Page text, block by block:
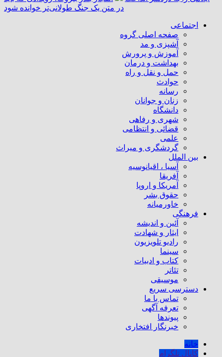
در متن یک جنگ طولانی‌تر خوانده شود
اجتماعی
صفحه اصلی گروه
آشپزی و مد
آموزش و پرورش
بهداشت و درمان
حمل و نقل و راه
حوادث
رسانه
زنان و جوانان
دانشگاه
شهری و رفاهی
قضائی و انتظامی
علمی
گردشگری و میراث
بین الملل
آسیا ، اقیانوسیه
آفریقا
آمریکا و اروپا
حقوق بشر
خاورمیانه
فرهنگی
آئین و اندیشه
ایثار و شهادت
رادیو تلویزیون
سینما
کتاب و ادبیات
تئاتر
موسیقی
دسترسی سریع
تماس با ما
تعرفه آگهی
پیوندها
خبرنگار افتخاری
خانه
کانال تلگرام